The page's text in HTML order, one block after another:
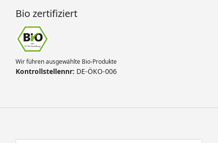
Bio zertifiziert
Wir führen ausgewählte Bio-Produkte
Kontrollstellennr: DE-ÖKO-006